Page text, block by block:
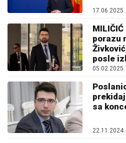
17.06.2025.
porazu
posle
05.02.2025.
sa